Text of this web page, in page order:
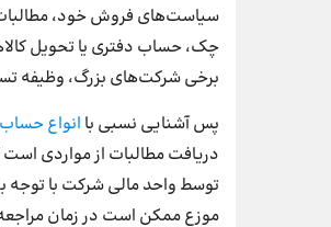
سیاست‌های فروش خود، مطالبات
چک، حساب دفتری یا تحویل
برخی شرکت‌های بزرگ، وظیفه
پس آشنایی نسبی با انواع
دریافت مطالبات از مواردی است
توسط واحد مالی شرکت با توجه
موزع ممکن است در زمان